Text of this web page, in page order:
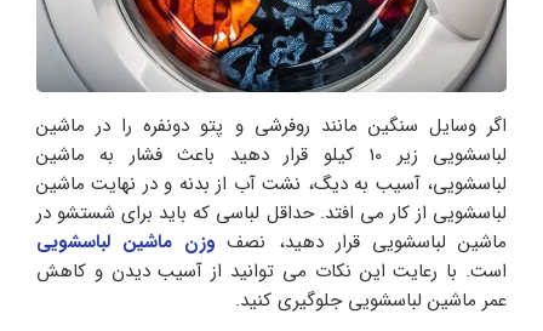
اگر وسایل سنگین مانند روفرشی و پتو دونفره را در ماشین
لباسشویی زیر 10 کیلو قرار دهید باعث فشار به ماشین
لباسشویی، آسیب به دیگ، نشت آب از بدنه و در نهایت ماشین
لباسشویی از کار می افتد. حداقل لباسی که باید برای شستشو در
ماشین لباسشویی قرار دهید، نصف وزن ماشین لباسشویی
است. با رعایت این نکات می توانید از آسیب دیدن و کاهش
عمر ماشین لباسشویی جلوگیری کنید.